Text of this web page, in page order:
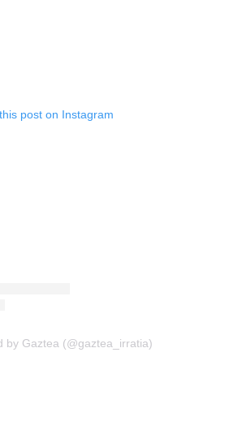
post on Instagram
by Gaztea (@gaztea_irratia)